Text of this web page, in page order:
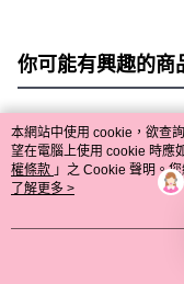
你可能有興趣的商
熱門標籤
本網站中使用 cookie，欲查
望在電腦上使用 cookie 時應
權條款 」之 Cookie 聲明。
用條款之 Cookie 聲明使用
了解更多 >